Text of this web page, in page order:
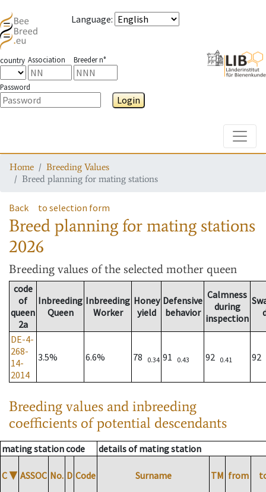
Language:
country Association Breeder n°
Password
Login
Home
Breeding Values
Breed planning for mating stations
Back to selection form
Breed planning for mating stations
2026
Breeding values of the selected mother queen
code
of
queen
2a
Inbreeding
Queen
Inbreeding
Worker
Honey
yield
Defensive
behavior
Calmness
during
inspection
DE-4-
268-
14-
2014
3.5% 6.6% 78 0.34 91 0.43 92 0.41 92
Breeding values and inbreeding
coefficients of potential descendants
mating station code details of mating station
C ▼ ASSOC No. D Code Surname TM from